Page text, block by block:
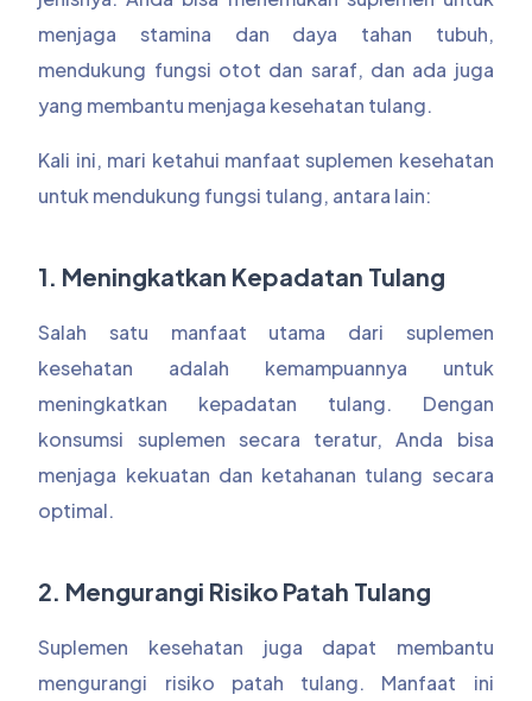
menjaga stamina dan daya tahan tubuh,
mendukung fungsi otot dan saraf, dan ada juga
yang membantu menjaga kesehatan tulang.
Kali ini, mari ketahui manfaat suplemen kesehatan
untuk mendukung fungsi tulang, antara lain:
1. Meningkatkan Kepadatan Tulang
Salah satu manfaat utama dari suplemen
kesehatan adalah kemampuannya untuk
meningkatkan kepadatan tulang. Dengan
konsumsi suplemen secara teratur, Anda bisa
menjaga kekuatan dan ketahanan tulang secara
optimal.
2. Mengurangi Risiko Patah Tulang
Suplemen kesehatan juga dapat membantu
mengurangi risiko patah tulang. Manfaat ini